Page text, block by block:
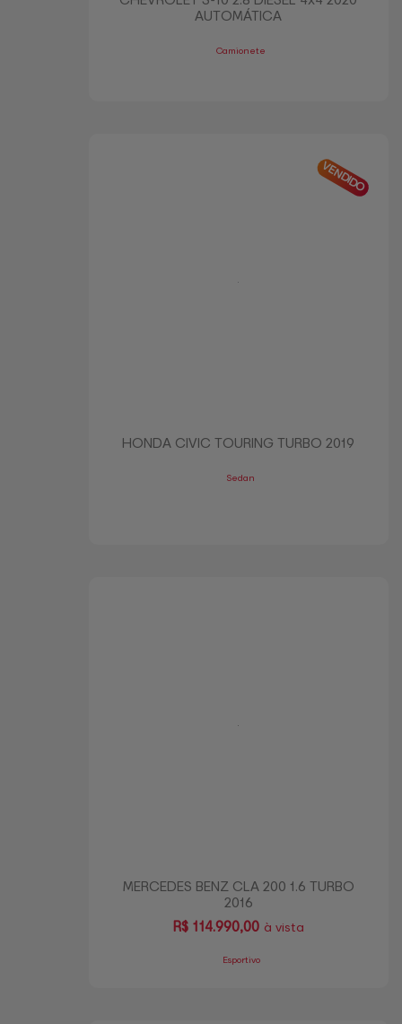
AUTOMÁTICA
Camionete
VENDIDO
HONDA CIVIC TOURING TURBO 2019
Sedan
MERCEDES BENZ CLA 200 1.6 TURBO
2016
R$114.990,00 à vista
Esportivo